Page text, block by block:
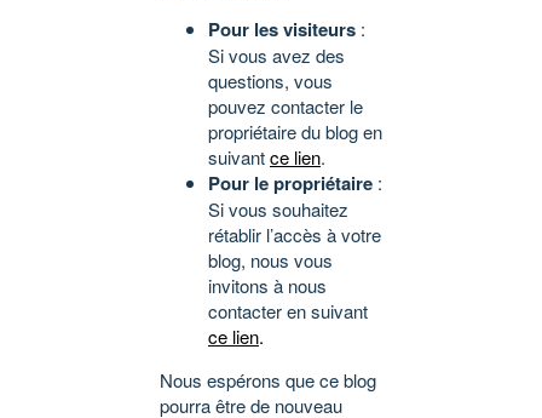
Pour les visiteurs :
Si vous avez des
questions, vous
pouvez contacter le
propriétaire du blog en
suivantce lien.
Pour le propriétaire :
Si vous souhaitez
rétablir l’accès à votre
blog, nous vous
invitons à nous
contacter en suivant
ce lien.
Nous espérons que ce blog
pourra être de nouveau